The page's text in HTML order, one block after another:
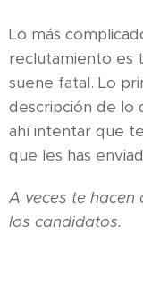
Lo más
reclutamiento es
suene fatal. Lo
descripción de lo
ahí intentar que
que les has
A veces te hacen
los candidatos.